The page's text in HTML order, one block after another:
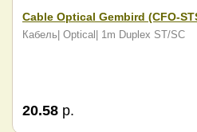
Supermicro
Tenda
Zyxel
Cable Optical Gembird (CFO-
Кабель| Optical| 1m Duplex ST/SC
20.58 р.